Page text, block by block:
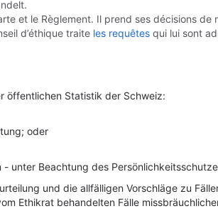
et le Règlement. Il prend ses décisions de
d’éthique traite les requêtes qui lui sont
öffentlichen Statistik der Schweiz:
oder
unter Beachtung des
und die allfälligen Vorschläge zu
Ethikrat behandelten Fälle